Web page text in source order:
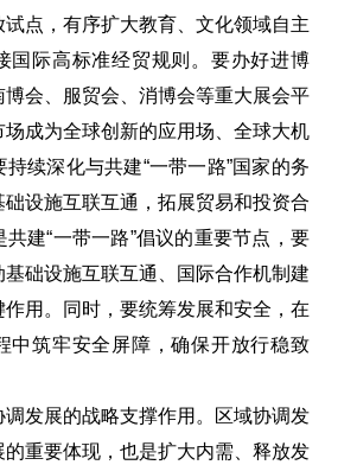
点，有序扩大教育、文化领域自主
国际高标准经贸规则。要办好进博
会、服贸会、消博会等重大展会平
场成为全球创新的应用场、全球大机
续深化与共建“一带一路”国家的务
础设施互联互通，拓展贸易和投资合
建“一带一路”倡议的重要节点，要
基础设施互联互通、国际合作机制建
用。同时，要统筹发展和安全，在
中筑牢安全屏障，确保开放行稳致
调发展的战略支撑作用。区域协调发
的重要体现，也是扩大内需、释放发